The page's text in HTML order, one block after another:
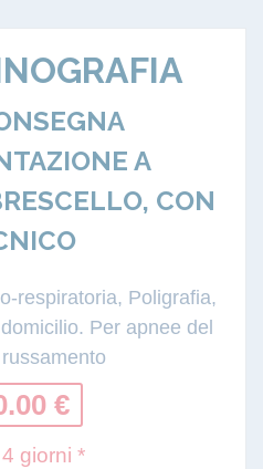
A
CON
respiratoria, Poligrafia,
Per apnee del
€
giorni *